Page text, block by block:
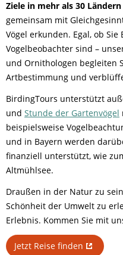
Ziele in mehr als 30 Ländern
gemeinsam mit
Vögel erkunden. Egal, ob
Vogelbeobachter sind –
und Ornithologen begleiten
Artbestimmung und
BirdingTours unterstützt
und Stunde der Gartenvögel
beispielsweise
und in Bayern werden
finanziell unterstützt, wie
Altmühlsee.
Draußen in der Natur zu
Schönheit der Umwelt zu
Erlebnis. Kommen Sie mit
Jetzt Reise finden